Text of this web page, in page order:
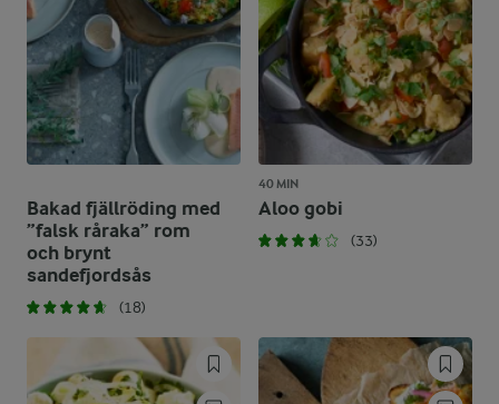
Bakad fjällröding med
”falsk råraka” rom
och brynt
sandefjordsås
(18)
40 MIN
Aloo gobi
(33)